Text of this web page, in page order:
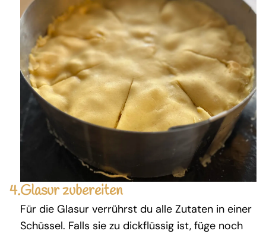
4.Glasur zubereiten
Für die Glasur verrührst du alle Zutaten in einer
Schüssel. Falls sie zu dickflüssig ist, füge noch